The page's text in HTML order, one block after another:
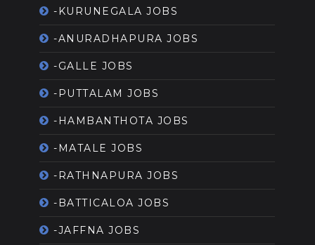
-KURUNEGALA JOBS
-ANURADHAPURA JOBS
-GALLE JOBS
-PUTTALAM JOBS
-HAMBANTHOTA JOBS
-MATALE JOBS
-RATHNAPURA JOBS
-BATTICALOA JOBS
-JAFFNA JOBS